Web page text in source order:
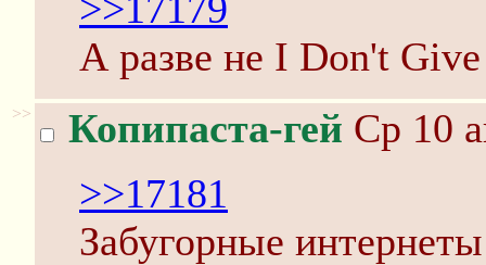
А разве не I Don't
>> Копипаста-гей Ср 10
>>17181
Забугорные